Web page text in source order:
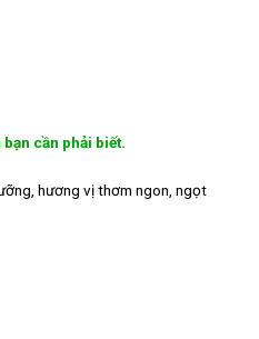
cần phải biết.
hương vị thơm ngon, ngọt